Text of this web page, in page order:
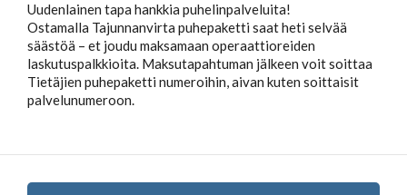
Uudenlainen tapa hankkia puhelinpalveluita!
Ostamalla Tajunnanvirta puhepaketti saat heti selvää
säästöä – et joudu maksamaan operaattioreiden
laskutuspalkkioita. Maksutapahtuman jälkeen voit soittaa
Tietäjien puhepaketti numeroihin, aivan kuten soittaisit
palvelunumeroon.